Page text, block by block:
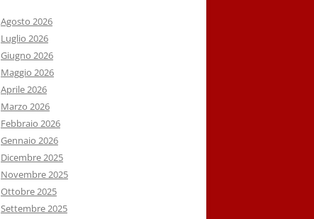
Agosto 2026
Luglio 2026
Giugno 2026
Maggio 2026
Aprile 2026
Marzo 2026
Febbraio 2026
Gennaio 2026
Dicembre 2025
Novembre 2025
Ottobre 2025
Settembre 2025